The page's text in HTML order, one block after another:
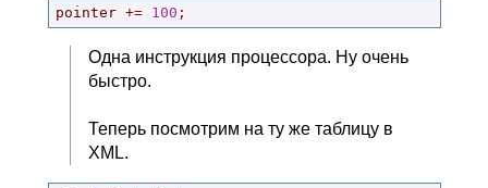
pointer += 100 ;
Одна инструкция процессора. Ну очень
быстро.
Теперь посмотрим на ту же таблицу в
XML.